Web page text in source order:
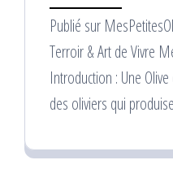
Publié sur
Terroir & Art de Vivre
Introduction : Une
des oliviers qui